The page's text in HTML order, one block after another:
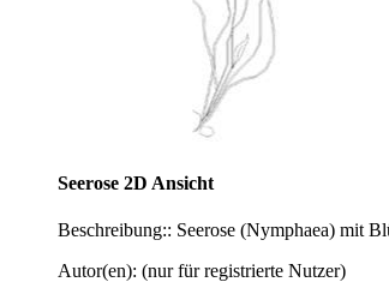
Seerose 2D Ansicht
Beschreibung:: Seerose (Nymphaea) mit
Autor(en): (nur für registrierte Nutzer)